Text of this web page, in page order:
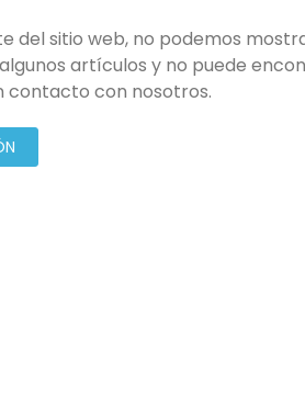
del sitio web, no podemos
artículos y no puede
contacto con nosotros.